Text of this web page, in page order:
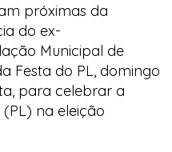
próximas da
do ex-
Municipal de
Festa do PL
, domingo
para celebrar a
(PL) na eleição